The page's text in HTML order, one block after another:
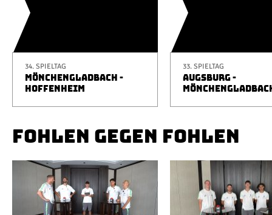
34. SPIELTAG
MÖNCHENGLADBACH -
HOFFENHEIM
33. SPIELTAG
AUGSBURG -
FOHLEN GEGEN FOHLEN